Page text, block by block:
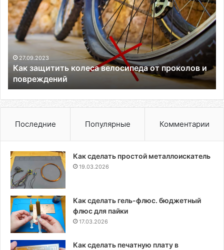
колеса
велосипеда
от
проколов
повреждений
27.09.2023
Как защитить колеса велосипеда от проколов и
повреждений
Последние Популярные Комментарии
Как сделать простой металлоискатель
19.03.2026
Как сделать гель-флюс. бюджетный
флюс для пайки
17.03.2026
Как сделать печатную плату в